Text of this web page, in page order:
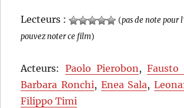
Lecteurs : (pas de note pour
pouvez noter ce film)
Acteurs: Paolo Pierobon,Fausto
Barbara Ronchi, Enea Sala,
Filippo Timi